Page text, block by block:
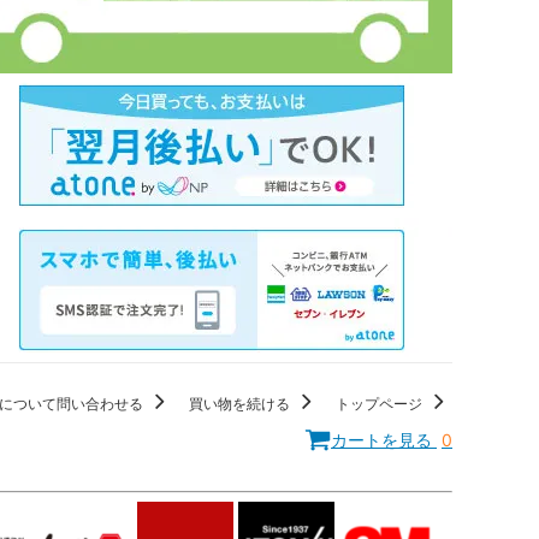
ついて問い合わせる 買い物を続ける トップページ
カートを見る 0